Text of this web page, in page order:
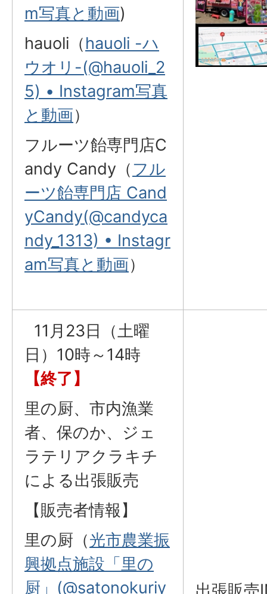
m写真と動画)
hauoli（hauoli -ハ
ウオリ-(@hauoli_2
5) • Instagram写真
と動画）
フルーツ飴専門店C
andy Candy（フル
ーツ飴専門店 Cand
yCandy(@candyca
ndy_1313) • Instagr
am写真と動画）
11月23日（土曜
日）10時～14時
【終了】
里の厨、市内漁業
者、保のか、ジェ
ラテリアクラキチ
による出張販売
【販売者情報】
里の厨（光市農業振
興拠点施設「里の
厨」(@satonokuriy